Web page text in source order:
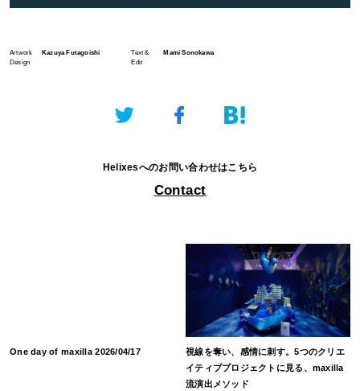
Artwork
Design
Kazuya Futagoishi
Text &
Edit
Mami Sonokawa
Helixesへのお問い合わせはこちら
Contact
One day of maxilla 2026/04/17
視線を奪い、感情に刺す。5つのクリエ
イティブプロジェクトに見る、maxilla
流演出メソッド